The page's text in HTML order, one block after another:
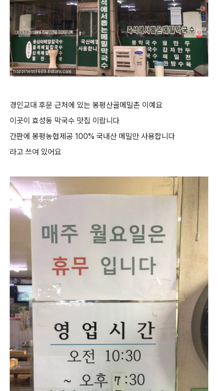
경인교대 후문 근처에 있는 봉평산골메밀촌 이예요
이곳이 효성동 막국수 맛집 이랍니다
간판에 봉평농협제공 100% 국내산 메밀만 사용합니다
라고 쓰여 있어요